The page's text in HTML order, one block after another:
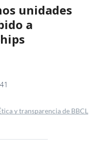
unidades
a
y transparencia de BBCL